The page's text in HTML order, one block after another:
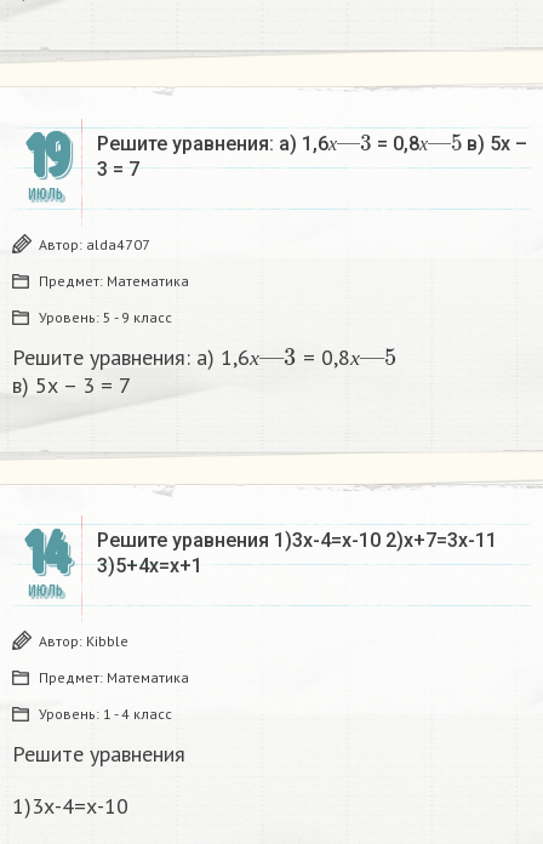
19
ИЮЛЬ
Решите уравнения: а) 1,6х
х —
3
= 0,8х
х—
5
в) 5х –
3 = 7​
Автор: alda4707
Предмет: Математика
Уровень: 5 - 9 класс
Решите уравнения: а) 1,6х
3
= 0,8х
5
в) 5х – 3 = 7​
14
ИЮЛЬ
Решите уравнения 1)3х-4=х-10 2)х+7=3х-11
3)5+4х=х+1
Автор: Kibble
Предмет: Математика
Уровень: 1 - 4 класс
Решите уравнения
1)3х-4=х-10